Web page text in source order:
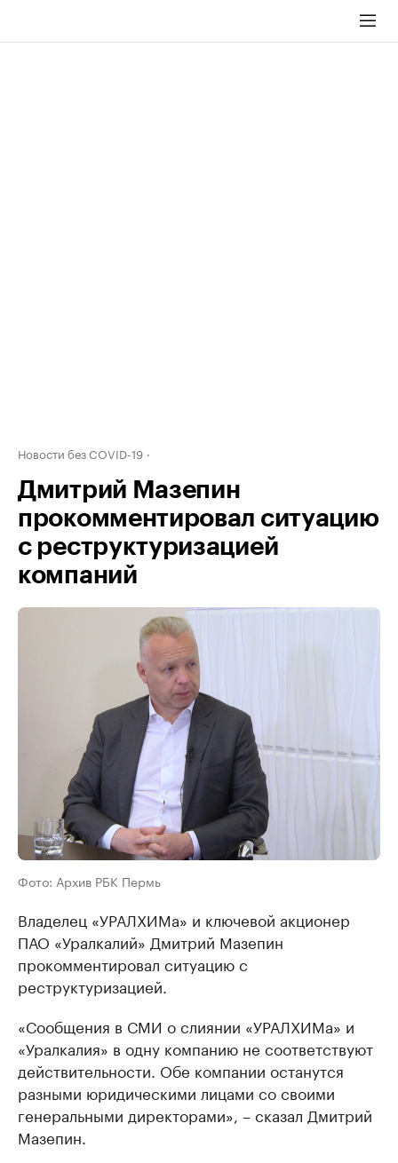
Новости без COVID-19
Дмитрий Мазепин
прокомментировал ситуацию
с реструктуризацией
компаний
Фото: Архив РБК Пермь
Владелец «УРАЛХИМа» и ключевой акционер
ПАО «Уралкалий» Дмитрий Мазепин
прокомментировал ситуацию с
реструктуризацией.
«Сообщения в СМИ о слиянии «УРАЛХИМа» и
«Уралкалия» в одну компанию не соответствуют
действительности. Обе компании останутся
разными юридическими лицами со своими
генеральными директорами», – сказал Дмитрий
Мазепин.